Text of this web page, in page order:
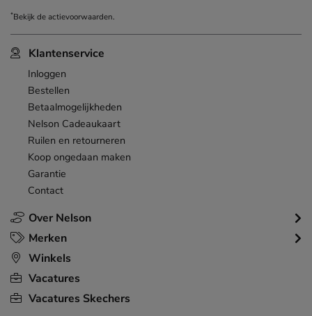
Over Nelson
Klantenservice
Inloggen
Bestellen
Betaalmogelijkheden
Nelson Cadeaukaart
Ruilen en retourneren
Koop ongedaan maken
Garantie
Contact
Merken
Winkels
Vacatures
Vacatures Skechers
*Bekijk deactievoorwaarden.